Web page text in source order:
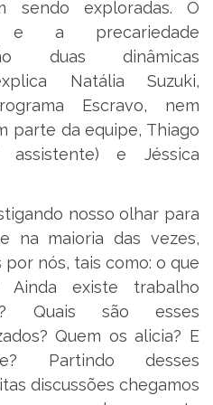
sendo exploradas. O
e a precariedade
duas dinâmicas
Natália Suzuki,
Escravo, nem
parte da equipe, Thiago
assistente) e Jéssica
nosso olhar para
na maioria das vezes,
nós, tais como: o que
Ainda existe trabalho
Quais são esses
Quem os alicia? E
Partindo desses
discussões chegamos